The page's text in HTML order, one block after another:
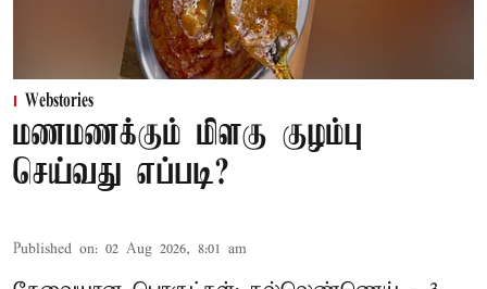
Webstories
மணமணக்கும் மிளகு குழம்பு
செய்வது எப்படி?
Published on: 02 Aug 2026, 8:01 am